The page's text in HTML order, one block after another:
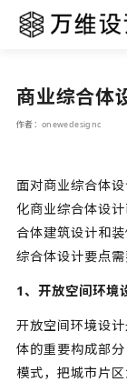
商业综合体
作者：onewedesignc
面对商业综合体
化商业综合体设
合体建筑设计和
综合体设计要点需
1、开放空间环境
开放空间环境设
体的重要构成部
模式，把城市片